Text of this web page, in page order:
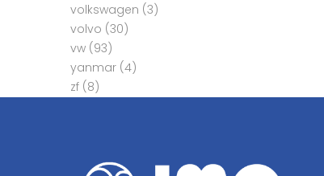
volkswagen (3)
volvo (30)
vw (93)
yanmar (4)
zf (8)